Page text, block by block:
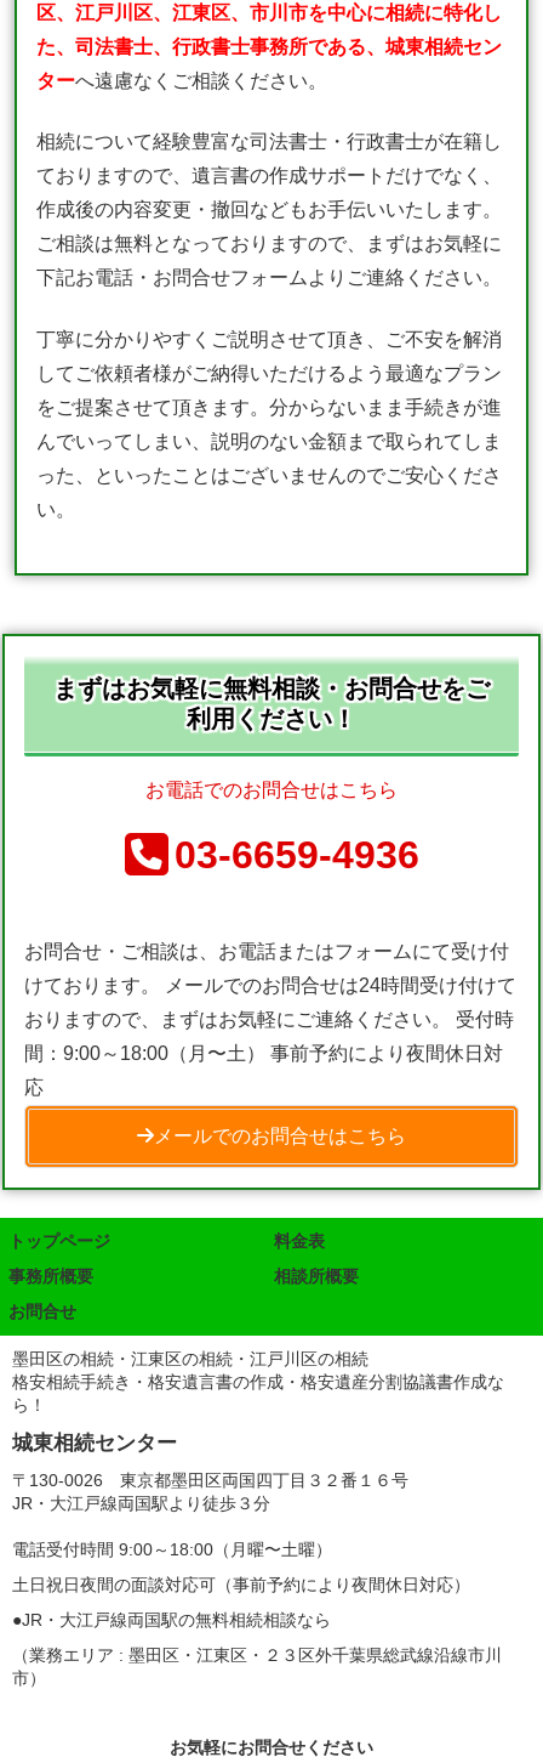
区、江戸川区、江東区、市川市を中心に相続に特化し
た、司法書士、行政書士事務所である、城東相続セン
ターへ遠慮なくご相談ください。
相続について経験豊富な司法書士・行政書士が在籍し
ておりますので、遺言書の作成サポートだけでなく、
作成後の内容変更・撤回などもお手伝いいたします。
ご相談は無料となっておりますので、まずはお気軽に
下記お電話・お問合せフォームよりご連絡ください。
丁寧に分かりやすくご説明させて頂き、ご不安を解消
してご依頼者様がご納得いただけるよう最適なプラン
をご提案させて頂きます。分からないまま手続きが進
んでいってしまい、説明のない金額まで取られてしま
った、といったことはございませんのでご安心くださ
い。
まずはお気軽に無料相談・お問合せをご
利用ください！
お電話でのお問合せはこちら
03-6659-4936
お問合せ・ご相談は、お電話またはフォームにて受け付
けております。 メールでのお問合せは24時間受け付けて
おりますので、まずはお気軽にご連絡ください。 受付時
間：9:00～18:00（月〜土） 事前予約により夜間休日対
応
メールでのお問合せはこちら
トップページ
料金表
事務所概要
相談所概要
お問合せ
墨田区の相続・江東区の相続・江戸川区の相続
格安相続手続き・格安遺言書の作成・格安遺産分割協議書作成な
ら！
城東相続センター
〒130-0026 東京都墨田区両国四丁目３２番１６号
JR・大江戸線両国駅より徒歩３分
電話受付時間 9:00～18:00（月曜〜土曜）
土日祝日夜間の面談対応可（事前予約により夜間休日対応）
●JR・大江戸線両国駅の無料相続相談なら
（業務エリア : 墨田区・江東区・２３区外千葉県総武線沿線市川
市）
お気軽にお問合せください